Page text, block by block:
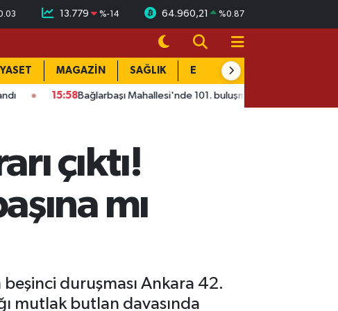
13.779 %-14 64.960,21 %0.87
MAGAZİN SAĞLIK EĞİTİM
Bağlarbaşı Mahallesi'nde 101. buluşma: Sorunlar masaya yatırıldı
çıktı!
mı
duruşması Ankara 42.
mutlak butlan davasında